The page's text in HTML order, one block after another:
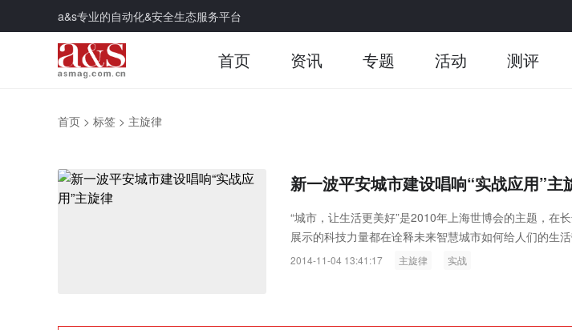
a&s专业的自动化&安全生态服务平台
首页 资讯 专题 活动 测评
首页 > 标签 > 主旋律
新一波平安城市建设唱响“实战应用”主
“城市，让生活更美好”是2010年上海世博会的主题，在
展示的科技力量都在诠释未来智慧城市如何给人们的生
国平安城市建
2014-11-04 13:41:17 主旋律 实战